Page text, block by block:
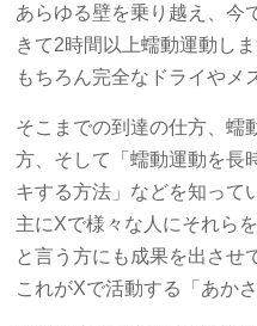
あらゆる壁を乗り越え、今
きて2時間以上蠕動運動しま
もちろん完全なドライやメ
そこまでの到達の仕方、蠕
方、そして「蠕動運動を長
キする方法」などを知って
主にXで様々な人にそれら
と言う方にも成果を出させ
これがXで活動する「あか